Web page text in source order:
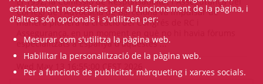
Col·legi de l'Advocacia de Barcelona va impulsar de
manera pionera la creació del Congrés de RC i
especialitzats a Espanya d'aquestes ...
Wed May 13 16:55:00 CEST 2026
estrictament necessàries per al funcionament de la pàgina, i
d'altres són opcionals i s'utilitzen per:
Mesurar com s'utilitza la pàgina web.
Habilitar la personalització de la pàgina web.
Per a funcions de publicitat, màrqueting i xarxes socials.